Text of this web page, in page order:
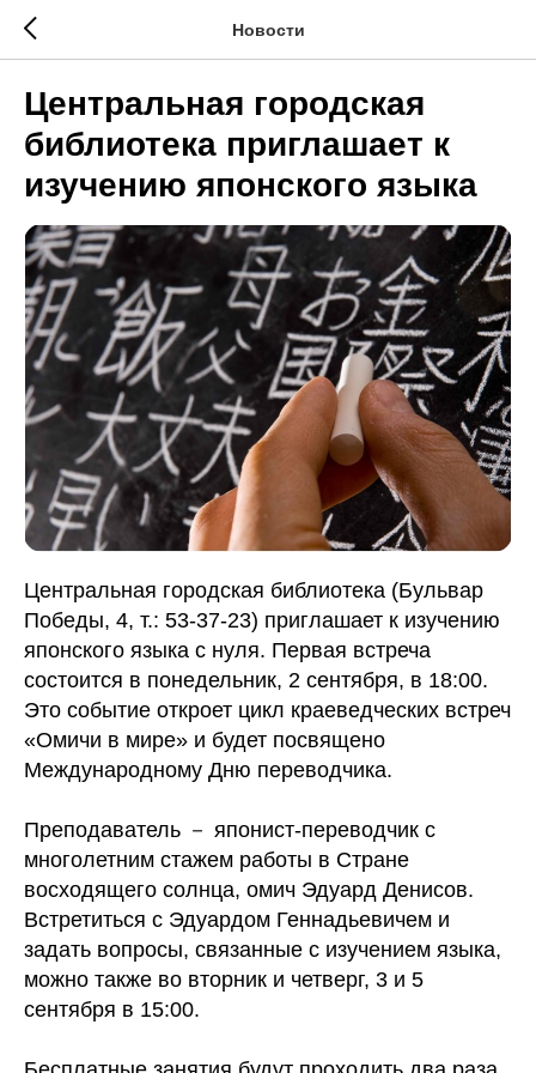
Новости
Центральная городская
библиотека приглашает к
изучению японского языка
Центральная городская библиотека (Бульвар
Победы, 4, т.: 53-37-23) приглашает к изучению
японского языка с нуля. Первая встреча
состоится в понедельник, 2 сентября, в 18:00.
Это событие откроет цикл краеведческих встреч
«Омичи в мире» и будет посвящено
Международному Дню переводчика.
Преподаватель － японист-переводчик с
многолетним стажем работы в Стране
восходящего солнца, омич Эдуард Денисов.
Встретиться с Эдуардом Геннадьевичем и
задать вопросы, связанные с изучением языка,
можно также во вторник и четверг, 3 и 5
сентября в 15:00.